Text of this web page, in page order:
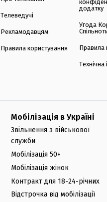
Телеведучі
Рекламодавцям
Правила користування
додатку
Угода
Правила
Мобілізація в Україні
Звільнення з військової
служби
Мобілізація 50+
Мобілізація жінок
Контракт для 18-24-річних
Відстрочка від мобілізації